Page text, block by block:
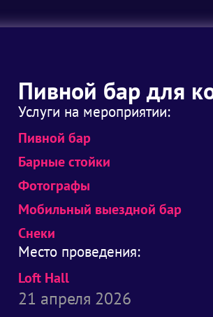
Пивной бар для
Услуги на мероприятии:
Пивной бар
Барные стойки
Фотографы
Мобильный выездной бар
Снеки
Место проведения:
Loft Hall
21 апреля 2026